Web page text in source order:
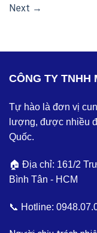
Next →
CÔNG TY TNHH
Tự hào là đơn vị
lượng, được nhiều
Quốc.
🏠 Địa chỉ: 161/2
Bình Tân - HCM
📞 Hotline: